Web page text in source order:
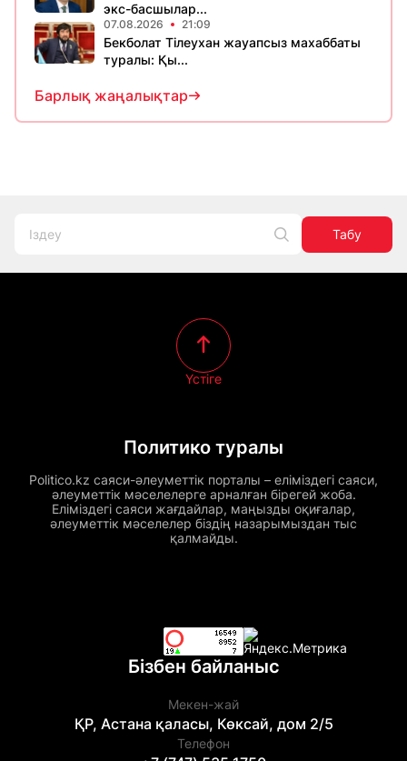
экс-басшылар...
07.08.2026 21:09
Бекболат Тілеухан жауапсыз махаббаты
туралы: Қы...
Барлық жаңалықтар
Табу
Политико туралы
Politico.kz саяси-әлеуметтік порталы – еліміздегі саяси,
әлеуметтік мәселелерге арналған бірегей жоба.
Еліміздегі саяси жағдайлар, маңызды оқиғалар,
әлеуметтік мәселелер біздің назарымыздан тыс
қалмайды.
Үстіге
Бізбен байланыс
Мекен-жай
ҚР, Астана қаласы, Көксай, дом 2/5
Телефон